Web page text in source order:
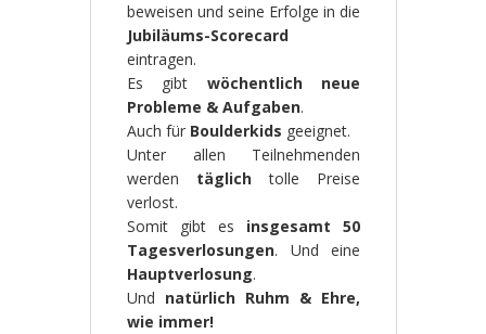
beweisen und seine Erfolge in die
Jubiläums-Scorecard
eintragen.
Es gibt wöchentlich neue
Probleme & Aufgaben.
Auch für Boulderkids geeignet.
Unter allen Teilnehmenden
werden täglichtolle Preise
verlost.
Somit gibt es insgesamt 50
Tagesverlosungen. Und eine
Hauptverlosung.
Und natürlich Ruhm & Ehre,
wie immer!